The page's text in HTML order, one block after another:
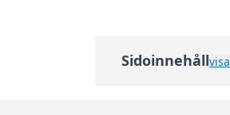
Sidoinnehållvisa